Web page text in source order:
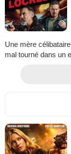
Une mère
mal tourné dans un